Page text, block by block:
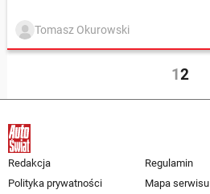
Tomasz Okurowski
12
Redakcja
Regulamin
Polityka prywatności
Mapa serwisu